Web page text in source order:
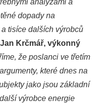
analýzami a
dopady na
tisíce dalších výrobců
Jan Krčmář, výkonný
že poslanci ve třetím
které dnes na
jako jsou základní
výrobce energie